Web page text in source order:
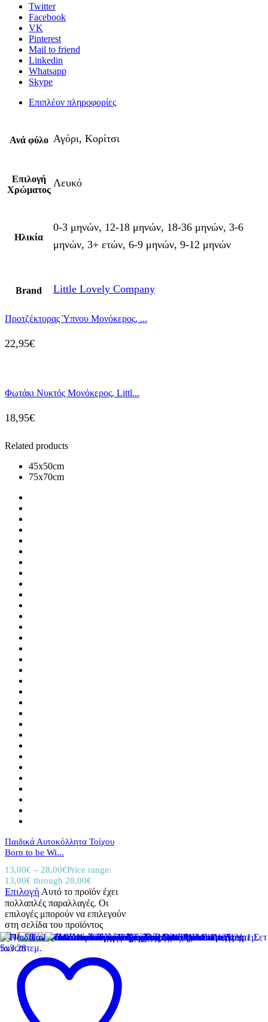
Twitter
Facebook
VK
Pinterest
Mail to friend
Linkedin
Whatsapp
Skype
Επιπλέον πληροφορίες
Ανά φύλο Αγόρι, Κορίτσι
Επιλογή
Χρώματος
Λευκό
Ηλικία
0-3 μηνών, 12-18 μηνών, 18-36 μηνών, 3-6
μηνών, 3+ ετών, 6-9 μηνών, 9-12 μηνών
Brand Little Lovely Company
Προτζέκτορας Ύπνου Μονόκερος, ...
22,95€
Φωτάκι Νυκτός Μονόκερος, Littl...
18,95€
Related products
45x50cm
75x70cm
Παιδικά Αυτοκόλλητα Τοίχου
Born to be Wi...
13,00€ – 28,00€Price range:
13,00€ through 28,00€
Επιλογή Αυτό το προϊόν έχει
πολλαπλές παραλλαγές. Οι
επιλογές μπορούν να επιλεγούν
στη σελίδα του προϊόντος
Quick View